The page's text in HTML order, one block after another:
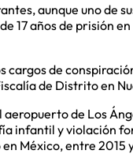
aunque uno de
17 años de prisión
cargos de
de Distrito en
de Los
infantil y violación
México, entre 2015